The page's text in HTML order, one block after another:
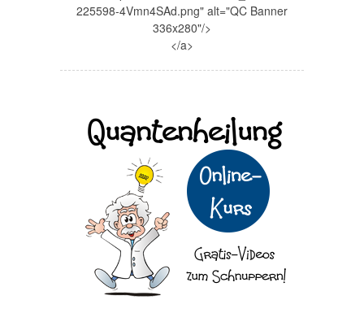
225598-4Vmn4SAd.png" alt="QC Banner
336x280"/>
</a>